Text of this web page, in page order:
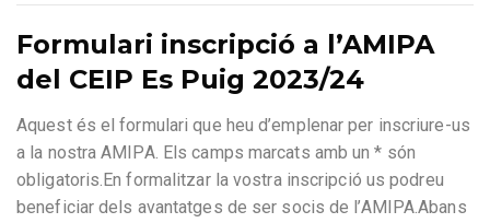
Formulari inscripció a l’AMIPA
del CEIP Es Puig 2023/24
Aquest és el formulari que heu d’emplenar per inscriure-us
a la nostra AMIPA. Els camps marcats amb un * són
obligatoris.En formalitzar la vostra inscripció us podreu
beneficiar dels avantatges de ser socis de l’AMIPA.Abans